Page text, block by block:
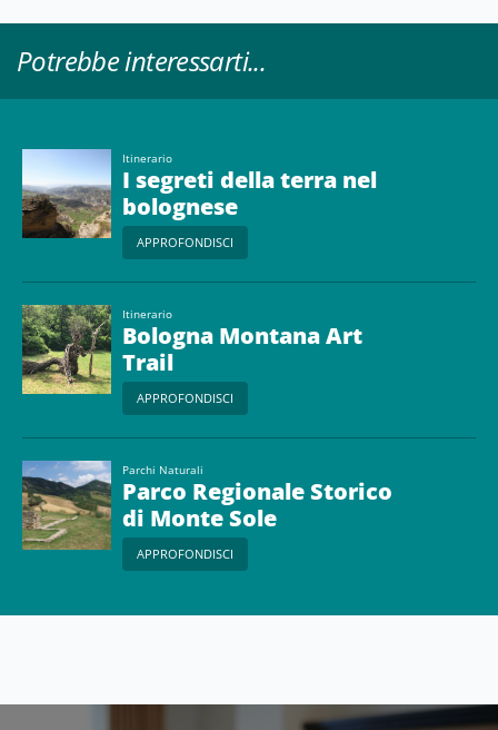
Potrebbe interessarti...
Itinerario
I segreti della terra nel
bolognese
APPROFONDISCI
Itinerario
Bologna Montana Art
Trail
APPROFONDISCI
Parchi Naturali
Parco Regionale Storico
di Monte Sole
APPROFONDISCI